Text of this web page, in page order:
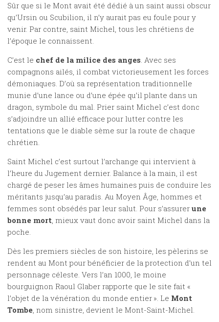
Sûr que si le Mont avait été dédié à un saint aussi obscur
qu’Ursin ou Scubilion, il n’y aurait pas eu foule pour y
venir. Par contre, saint Michel, tous les chrétiens de
l’époque le connaissent.
C’est le chef de la milice des anges. Avec ses
compagnons ailés, il combat victorieusement les forces
démoniaques. D’où sa représentation traditionnelle
munie d’une lance ou d’une épée qu’il plante dans un
dragon, symbole du mal. Prier saint Michel c’est donc
s’adjoindre un allié efficace pour lutter contre les
tentations que le diable sème sur la route de chaque
chrétien.
Saint Michel c’est surtout l’archange qui intervient à
l’heure du Jugement dernier. Balance à la main, il est
chargé de peser les âmes humaines puis de conduire les
méritants jusqu’au paradis. Au Moyen Âge, hommes et
femmes sont obsédés par leur salut. Pour s’assurer une
bonne mort, mieux vaut donc avoir saint Michel dans la
poche.
Dès les premiers siècles de son histoire, les pèlerins se
rendent au Mont pour bénéficier de la protection d’un tel
personnage céleste. Vers l’an 1000, le moine
bourguignon Raoul Glaber rapporte que le site fait «
l’objet de la vénération du monde entier ». Le Mont
Tombe, nom sinistre, devient le Mont-Saint-Michel.